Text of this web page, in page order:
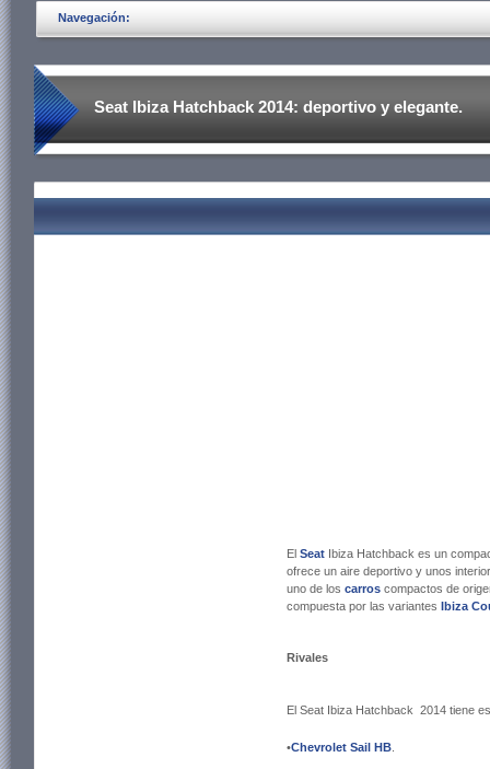
Navegación:
Seat Ibiza Hatchback 2014: deportivo y elegante.
El Seat Ibiza Hatchback es un
ofrece un aire deportivo y unos
uno de los carros compactos de
compuesta por las variantes Ibiza
Rivales
El Seat Ibiza Hatchback 2014 tiene
•Chevrolet Sail HB